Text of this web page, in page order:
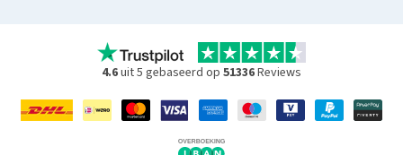
4.6uit 5 gebaseerd op 51336Reviews